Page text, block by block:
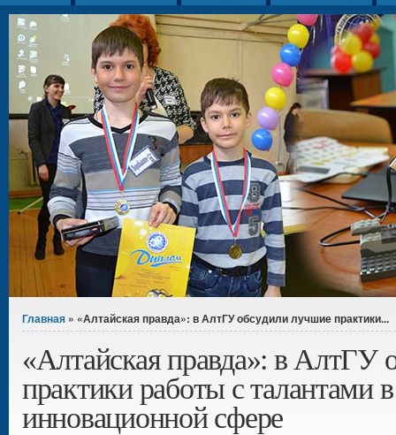
Вы здесь
Главная » «Алтайская правда»: в АлтГУ обсудили лучшие практики...
«Алтайская правда»: в АлтГУ
практики работы с талантами
инновационной сфере